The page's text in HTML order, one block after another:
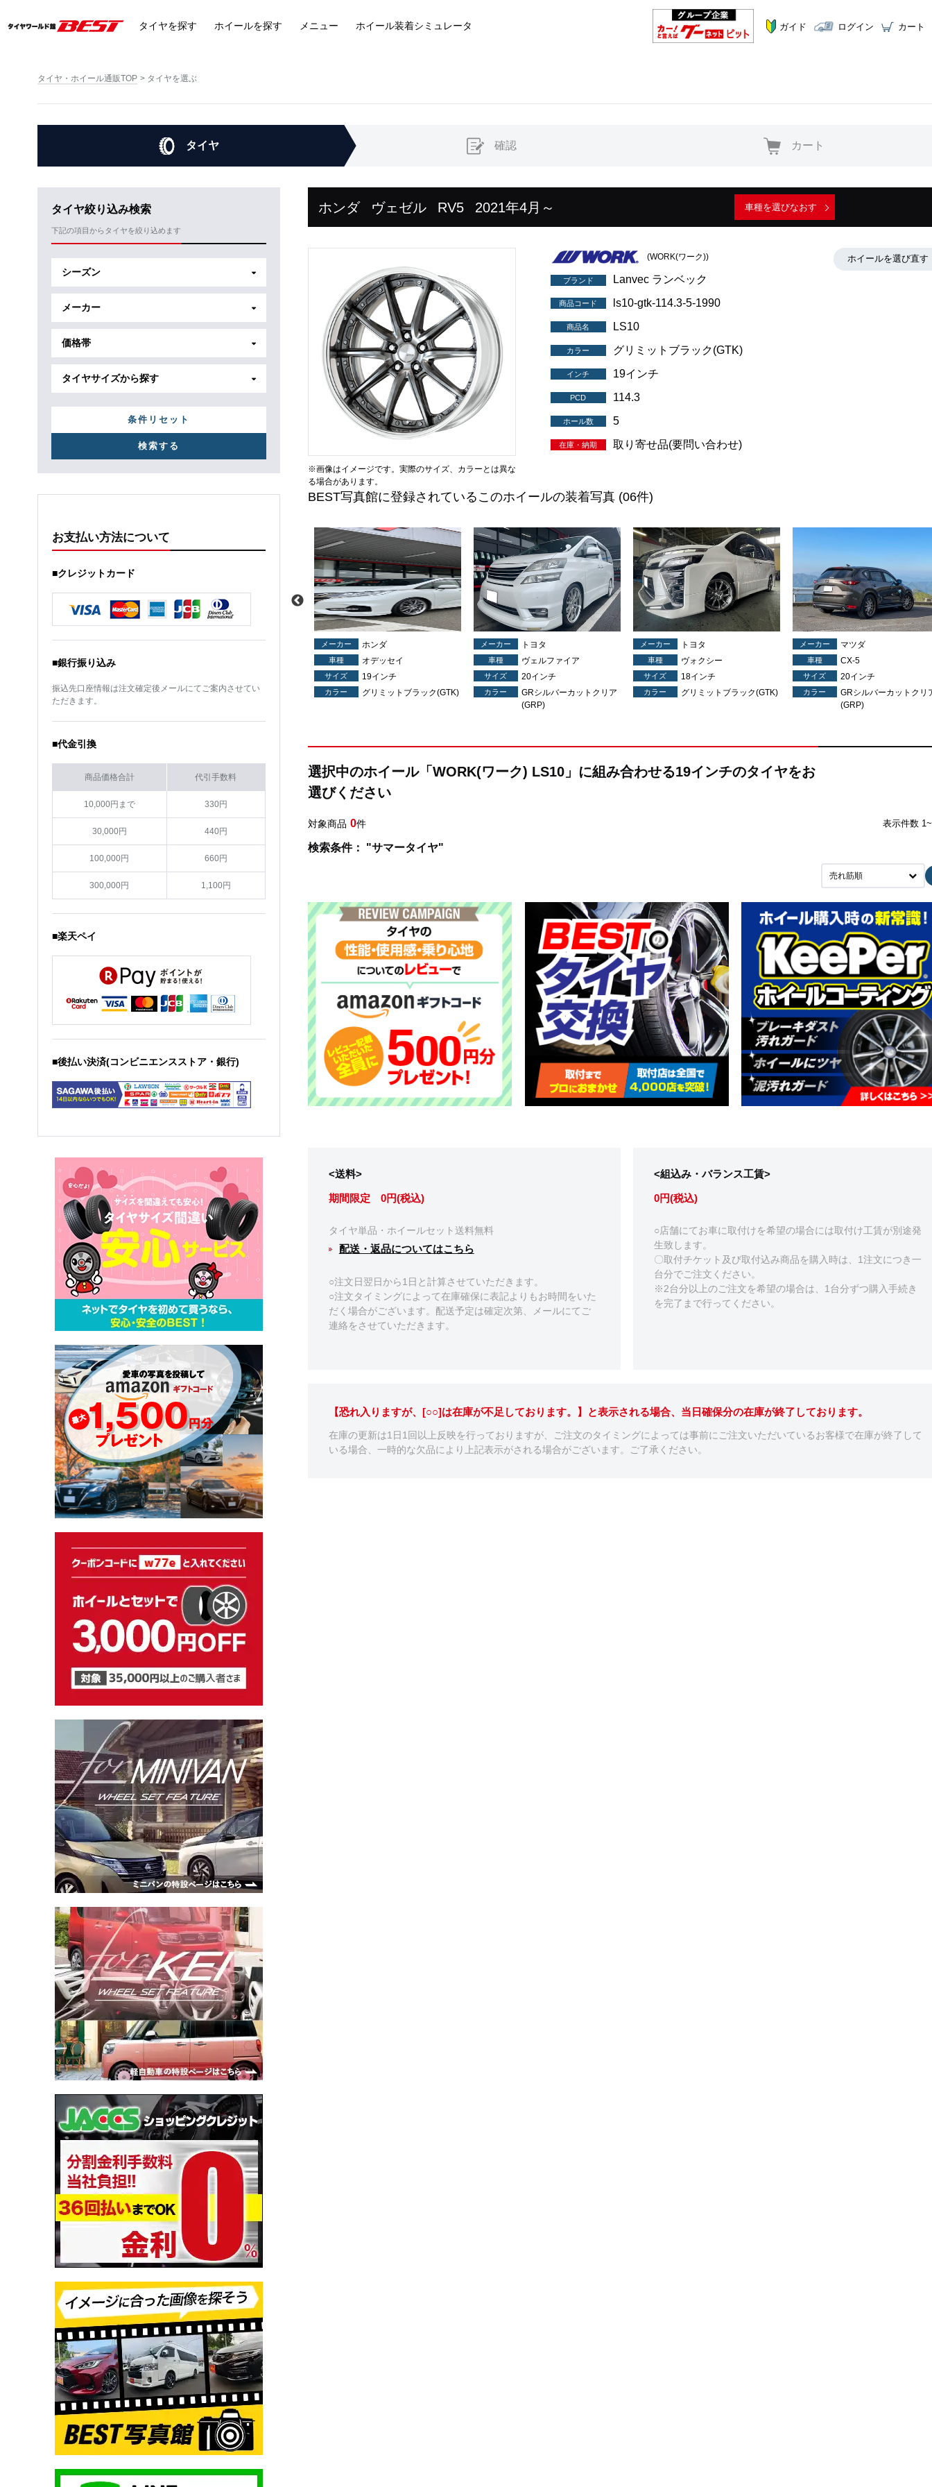
タイヤを探す ホイールを探す メニュー ホイール装着シミュレータ ガイド ログイン カート
タイヤ・ホイール通販TOP タイヤを選ぶ
タイヤ 確認 カート
タイヤ絞り込み検索
下記の項目からタイヤを絞り込めます
シーズン
メーカー
価格帯
タイヤサイズから探す
条件リセット
お支払い方法について
■クレジットカード
■銀行振り込み
振込先口座情報は注文確定後メールにてご案内させてい
ただきます。
■代金引換
商品価格合計 代引手数料
10,000円まで 330円
30,000円 440円
100,000円 660円
300,000円 1,100円
■楽天ペイ
■後払い決済(コンビニエンスストア・銀行)
ホンダ ヴェゼル RV5 2021年4月～ 車種を選びなおす
※画像はイメージです。実際のサイズ、カラーとは異な
る場合があります。
ホイールを選び直す
(WORK(ワーク))
ブランド Lanvec ランベック
商品コード ls10-gtk-114.3-5-1990
商品名 LS10
カラー グリミットブラック(GTK)
インチ 19インチ
PCD 114.3
ホール数 5
在庫・納期 取り寄せ品(要問い合わせ)
BEST写真館に登録されているこのホイールの装着写真(06件)
プリウス
グリミットブラック(GTK) カラー
GRシルバーカットクリア
メーカー ホンダ
車種 オデッセイ
サイズ 19インチ
カラー グリミットブラック(GTK)
メーカー トヨタ
車種 ヴェルファイア
サイズ 20インチ
カラー
GRシルバーカットクリア
(GRP)
メーカー トヨタ
車種 ヴォクシー
サイズ 18インチ
カラー グリミットブラック(GTK)
メーカー マツダ
車種 CX-5
サイズ 20インチ
カラー
GRシルバーカットクリ
(GRP)
選択中のホイール「WORK(ワーク) LS10」に組み合わせる19インチのタイヤをお
選びください
対象商品 0件 表示件数
検索条件： "サマータイヤ"
売れ筋順
<送料>
期間限定 0円(税込)
タイヤ単品・ホイールセット送料無料
配送・返品についてはこちら
○注文日翌日から1日と計算させていただきます。
○注文タイミングによって在庫確保に表記よりもお時間をいた
だく場合がございます。配送予定は確定次第、メールにてご
連絡をさせていただきます。
<組込み・バランス工賃>
0円(税込)
○店舗にてお車に取付けを希望の場合には取付け工賃が別途発
生致します。
〇取付チケット及び取付込み商品を購入時は、1注文につき一
台分でご注文ください。
※2台分以上のご注文を希望の場合は、1台分ずつ購入手続き
を完了まで行ってください。
【恐れ入りますが、[○○]は在庫が不足しております。】と表示される場合、当日確保分の在庫が終了しております。
在庫の更新は1日1回以上反映を行っておりますが、ご注文のタイミングによっては事前にご注文いただいているお客様で在庫が終了して
いる場合、一時的な欠品により上記表示がされる場合がございます。ご了承ください。